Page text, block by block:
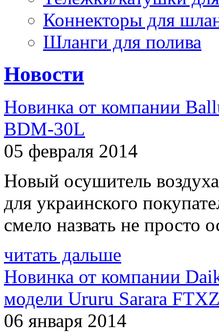
Коннекторы для
Шланги для полива
Новости
Новинка от компании
BDM-30L
05 февраля 2014
Новый осушитель
для украинского
смело назвать не просто
читать дальше
Новинка от компании
модели Ururu Sarara
06 января 2014